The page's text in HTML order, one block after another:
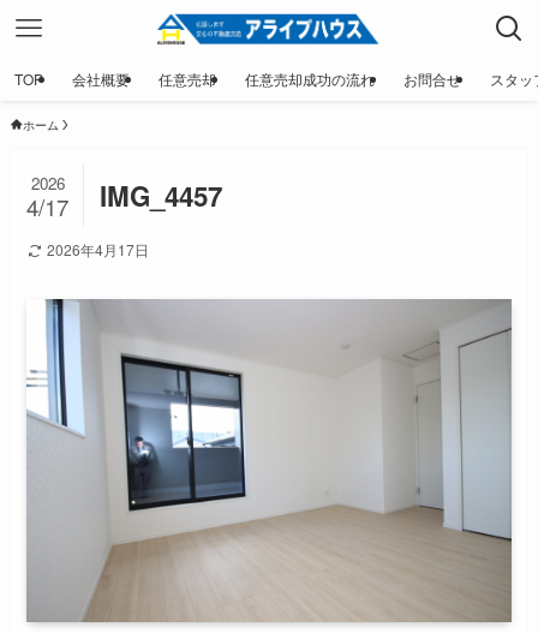
TOP 会社概要 任意売却 任意売却成功の流れ お問合せ スタ
ホーム
IMG_4457
2026
4/17
2026年4月17日